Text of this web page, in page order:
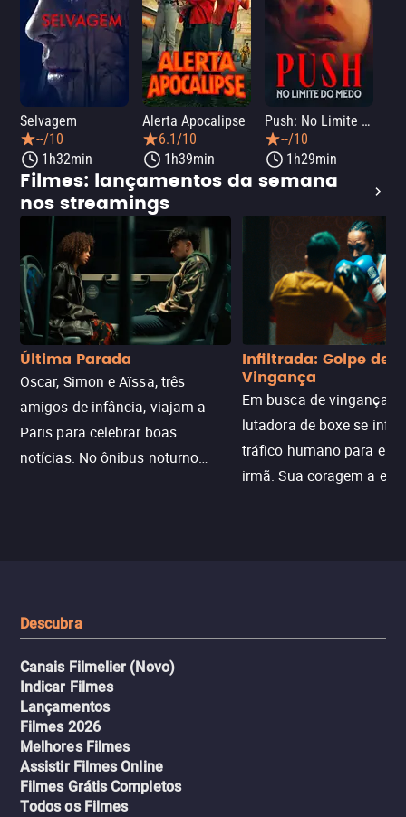
Selvagem
--/10
1h32min
Alerta Apocalipse
6.1/10
1h39min
Push: No Limite do Medo
--/10
1h29min
Filmes: lançamentos da semana
nos streamings
Última Parada
Oscar, Simon e Aïssa, três
amigos de infância, viajam a
Paris para celebrar boas
notícias. No ônibus noturno
Infiltrada: Golpe de
Vingança
Em busca de vingança,
lutadora de boxe se
tráfico humano para
irmã. Sua coragem a
Descubra
Canais Filmelier (Novo)
Indicar Filmes
Lançamentos
Filmes 2026
Melhores Filmes
Assistir Filmes Online
Filmes Grátis Completos
Todos os Filmes